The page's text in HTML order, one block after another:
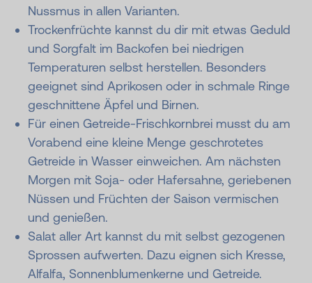
Nussmus in allen Varianten.
Trockenfrüchte kannst du dir mit etwas Geduld
und Sorgfalt im Backofen bei niedrigen
Temperaturen selbst herstellen. Besonders
geeignet sind Aprikosen oder in schmale Ringe
geschnittene Äpfel und Birnen.
Für einen Getreide-Frischkornbrei musst du am
Vorabend eine kleine Menge geschrotetes
Getreide in Wasser einweichen. Am nächsten
Morgen mit Soja- oder Hafersahne, geriebenen
Nüssen und Früchten der Saison vermischen
und genießen.
Salat aller Art kannst du mit selbst gezogenen
Sprossen aufwerten. Dazu eignen sich Kresse,
Alfalfa, Sonnenblumenkerne und Getreide.